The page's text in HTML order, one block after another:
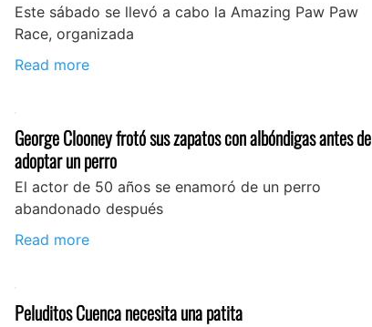
Este sábado se llevó a cabo la Amazing Paw Paw
Race, organizada
Read more
George Clooney frotó sus zapatos con albóndigas antes de
adoptar un perro
El actor de 50 años se enamoró de un perro
abandonado después
Read more
Peluditos Cuenca necesita una patita